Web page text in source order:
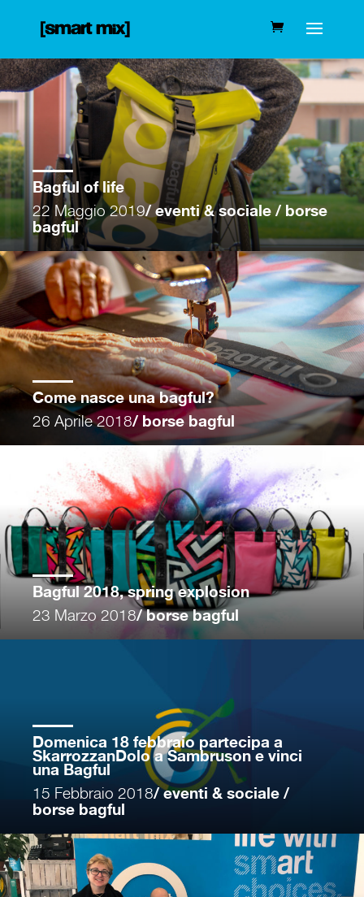
Bagful of life
22 Maggio 2019/ eventi & sociale / borse
bagful
Come nasce una bagful?
26 Aprile 2018/ borse bagful
Bagful 2018, spring explosion
23 Marzo 2018/ borse bagful
Domenica 18 febbraio partecipa a
SkarrozzanDolo a Sambruson e vinci
una Bagful
15 Febbraio 2018/ eventi & sociale /
borse bagful